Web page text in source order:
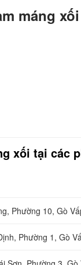
máng
xối tại các
Phường 10, Gò
Phường 1, Gò